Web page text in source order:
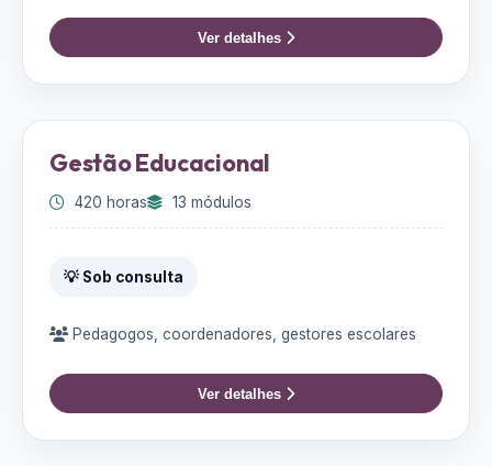
Ver detalhes
Gestão Educacional
420 horas 13 módulos
💡 Sob consulta
Pedagogos, coordenadores, gestores escolares
Ver detalhes